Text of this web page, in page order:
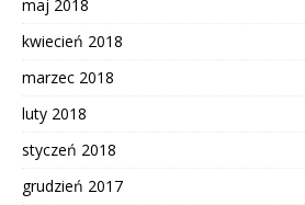
maj 2018
kwiecień 2018
marzec 2018
luty 2018
styczeń 2018
grudzień 2017